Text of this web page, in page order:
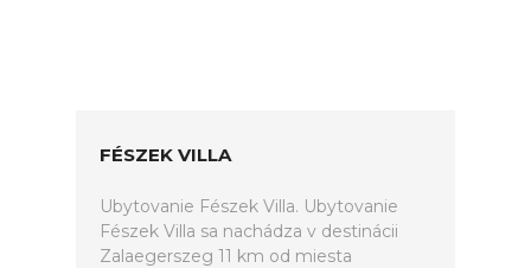
FÉSZEK VILLA
Ubytovanie Fészek Villa. Ubytovanie
Fészek Villa sa nachádza v destinácii
Zalaegerszeg 11 km od miesta